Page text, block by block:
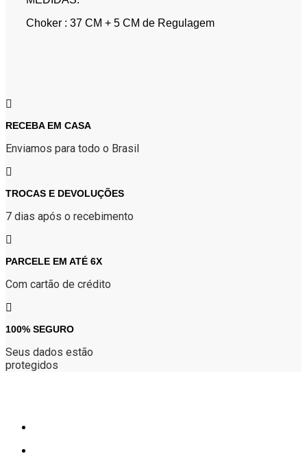
Choker : 37 CM + 5 CM de Regulagem
RECEBA EM CASA
Enviamos para todo o Brasil
TROCAS E DEVOLUÇÕES
7 dias após o recebimento
PARCELE EM ATÉ 6X
Com cartão de crédito
100% SEGURO
Seus dados estão
protegidos